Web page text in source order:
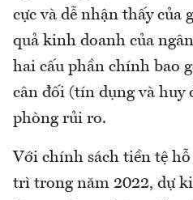
cực và dễ nhận thấy của
quả kinh doanh của
hai cấu phần chính bao
cân đối (tín dụng và huy
phòng rủi ro.
Với chính sách tiền tệ
trì trong năm 2022, dự